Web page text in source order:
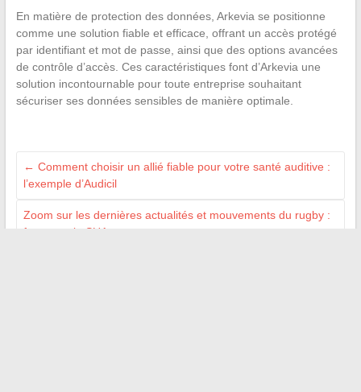
En matière de protection des données, Arkevia se positionne
comme une solution fiable et efficace, offrant un accès protégé
par identifiant et mot de passe, ainsi que des options avancées
de contrôle d’accès. Ces caractéristiques font d’Arkevia une
solution incontournable pour toute entreprise souhaitant
sécuriser ses données sensibles de manière optimale.
← Comment choisir un allié fiable pour votre santé auditive :
l’exemple d’Audicil
Zoom sur les dernières actualités et mouvements du rugby :
focus sur le SUA